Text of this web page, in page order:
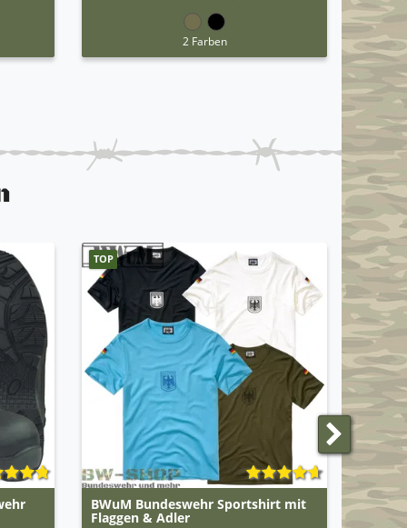
2 Farben
TOP
BWuM Bundeswehr Sportshirt mit
Flaggen & Adler
Leo